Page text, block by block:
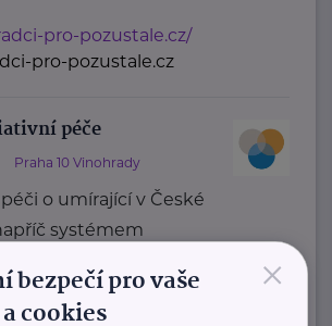
pro-pozustale.cz/
pro-pozustale.cz
péče
Praha 10 Vinohrady
o umírající v České
systémem
...
×
bezpečí pro vaše
cookies